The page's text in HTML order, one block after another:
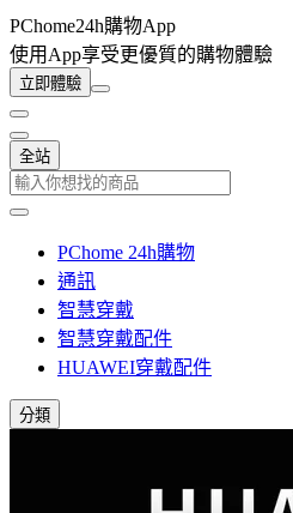
PChome24h購物App
使用App享受更優質的購物體驗
立即體驗
全站
PChome 24h購物
通訊
智慧穿戴
智慧穿戴配件
HUAWEI穿戴配件
分類